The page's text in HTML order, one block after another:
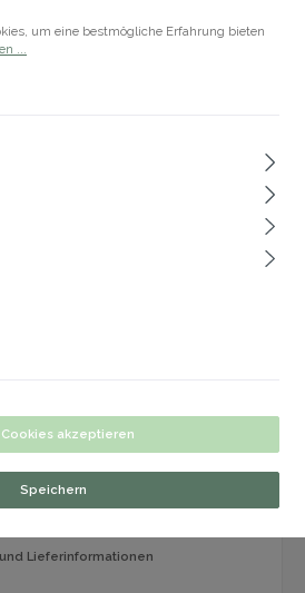
+49 5191 62 33 666
Lieferinformationen
um eine bestmögliche Erfahrung bieten
...
akzeptieren
Speichern